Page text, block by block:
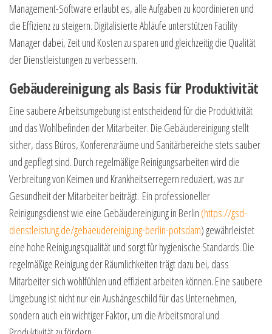
Management-Software erlaubt es, alle Aufgaben zu koordinieren und
die Effizienz zu steigern. Digitalisierte Abläufe unterstützen Facility
Manager dabei, Zeit und Kosten zu sparen und gleichzeitig die Qualität
der Dienstleistungen zu verbessern.
Gebäudereinigung als Basis für Produktivität
Eine saubere Arbeitsumgebung ist entscheidend für die Produktivität
und das Wohlbefinden der Mitarbeiter. Die Gebäudereinigung stellt
sicher, dass Büros, Konferenzräume und Sanitärbereiche stets sauber
und gepflegt sind. Durch regelmäßige Reinigungsarbeiten wird die
Verbreitung von Keimen und Krankheitserregern reduziert, was zur
Gesundheit der Mitarbeiter beiträgt. Ein professioneller
Reinigungsdienst wie eine Gebäudereinigung in Berlin (https://gsd-
dienstleistung.de/gebaeudereinigung-berlin-potsdam) gewährleistet
eine hohe Reinigungsqualität und sorgt für hygienische Standards. Die
regelmäßige Reinigung der Räumlichkeiten trägt dazu bei, dass
Mitarbeiter sich wohlfühlen und effizient arbeiten können. Eine saubere
Umgebung ist nicht nur ein Aushängeschild für das Unternehmen,
sondern auch ein wichtiger Faktor, um die Arbeitsmoral und